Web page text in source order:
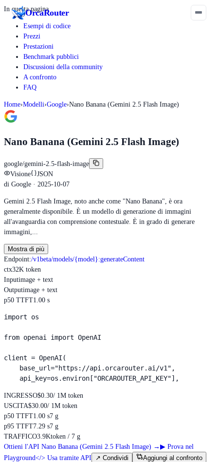
OrcaRouter
In questa pagina
Esempi di codice
Prezzi
Prestazioni
Benchmark pubblici
Discussioni della community
A confronto
FAQ
Home›Modelli›Google›Nano Banana (Gemini 2.5 Flash Image)
Nano Banana (Gemini 2.5 Flash Image)
google/gemini-2.5-flash-image
Visione
JSON
di Google · 2025-10-07
Gemini 2.5 Flash Image, noto anche come "Nano Banana", è ora
generalmente disponibile. È un modello di generazione di immagini
all'avanguardia con comprensione contestuale. È in grado di generare
immagini,...
Mostra di più
Endpoint:/v1beta/models/{model}:generateContent
ctx32K token
Inputimage + text
Outputimage + text
p50 TTFT1.00 s
import os
from openai import OpenAI
client = OpenAI(
    base_url="https://api.orcarouter.ai/v1",
    api_key=os.environ["ORCAROUTER_API_KEY"],
INGRESSO$0.30/ 1M token
USCITA$30.00/ 1M token
p50 TTFT1.00 s7 g
p95 TTFT7.29 s7 g
TRAFFICO3.9Ktoken / 7 g
Ottieni l'API Nano Banana (Gemini 2.5 Flash Image) → ▶ Prova nel
Playground</> Usa tramite API ↗ Condividi
Aggiungi al confronto